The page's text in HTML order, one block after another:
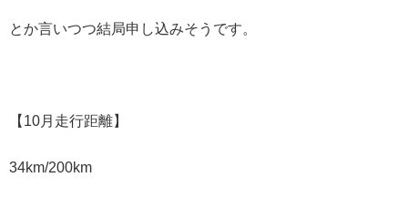
とか言いつつ結局申し込みそうです。
【10月走行距離】
34km/200km